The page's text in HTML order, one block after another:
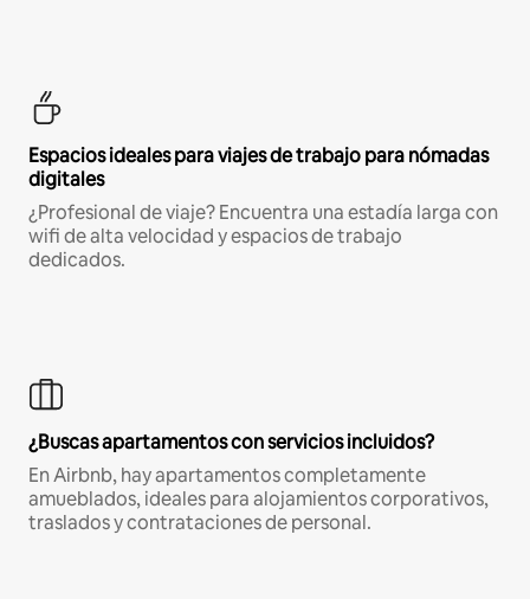
Espacios ideales para viajes de trabajo para nómadas
digitales
¿Profesional de viaje? Encuentra una estadía larga con
wifi de alta velocidad y espacios de trabajo
dedicados.
¿Buscas apartamentos con servicios incluidos?
En Airbnb, hay apartamentos completamente
amueblados, ideales para alojamientos corporativos,
traslados y contrataciones de personal.